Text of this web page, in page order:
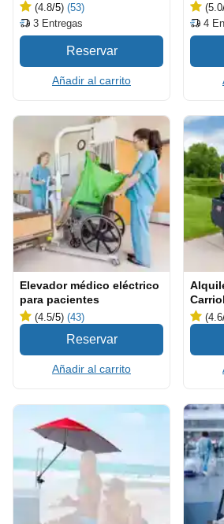
(4.8/5) (53)
3 Entregas
Añadir al carrito
(5.0
4
Elevador médico eléctrico
para pacientes
(4.5/5) (43)
Añadir al carrito
(4.6